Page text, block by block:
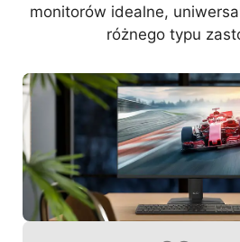
monitorów idealne,
różnego typu